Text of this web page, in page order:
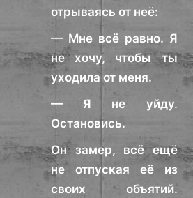
отрываясь от неё:
— Мне всё равно. Я
не хочу, чтобы ты
уходила от меня.
— Я не уйду.
Остановись.
Он замер, всё ещё
не отпуская её из
своих объятий.